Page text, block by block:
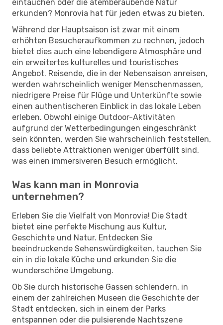
eintauchen oder die atemberaubende Natur
erkunden? Monrovia hat für jeden etwas zu bieten.
Während der Hauptsaison ist zwar mit einem
erhöhten Besucheraufkommen zu rechnen, jedoch
bietet dies auch eine lebendigere Atmosphäre und
ein erweitertes kulturelles und touristisches
Angebot. Reisende, die in der Nebensaison anreisen,
werden wahrscheinlich weniger Menschenmassen,
niedrigere Preise für Flüge und Unterkünfte sowie
einen authentischeren Einblick in das lokale Leben
erleben. Obwohl einige Outdoor-Aktivitäten
aufgrund der Wetterbedingungen eingeschränkt
sein könnten, werden Sie wahrscheinlich feststellen,
dass beliebte Attraktionen weniger überfüllt sind,
was einen immersiveren Besuch ermöglicht.
Was kann man in Monrovia
unternehmen?
Erleben Sie die Vielfalt von Monrovia! Die Stadt
bietet eine perfekte Mischung aus Kultur,
Geschichte und Natur. Entdecken Sie
beeindruckende Sehenswürdigkeiten, tauchen Sie
ein in die lokale Küche und erkunden Sie die
wunderschöne Umgebung.
Ob Sie durch historische Gassen schlendern, in
einem der zahlreichen Museen die Geschichte der
Stadt entdecken, sich in einem der Parks
entspannen oder die pulsierende Nachtszene